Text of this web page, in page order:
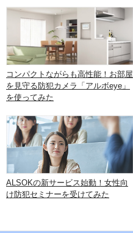
コンパクトながらも高性能！お部屋
を見守る防犯カメラ「アルボeye」
を使ってみた
ALSOKの新サービス始動！女性向
け防犯セミナーを受けてみた